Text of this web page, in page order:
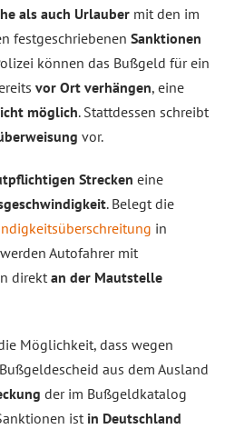
als auch Urlauber mit den im
festgeschriebenen Sanktionen
können das Bußgeld für ein
vor Ort verhängen, eine
möglich. Stattdessen schreibt
vor.
Strecken eine
. Belegt die
in
Autofahrer mit
direkt an der Mautstelle
Möglichkeit, dass wegen
aus dem Ausland
der im Bußgeldkatalog
ist in Deutschland